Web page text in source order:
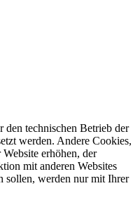
den technischen Betrieb der
werden. Andere Cookies,
erhöhen, der
mit anderen Websites
sollen, werden nur mit Ihrer